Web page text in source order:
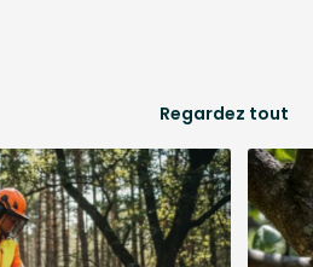
Regardez tout